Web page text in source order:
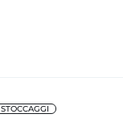
STOCCAGGI